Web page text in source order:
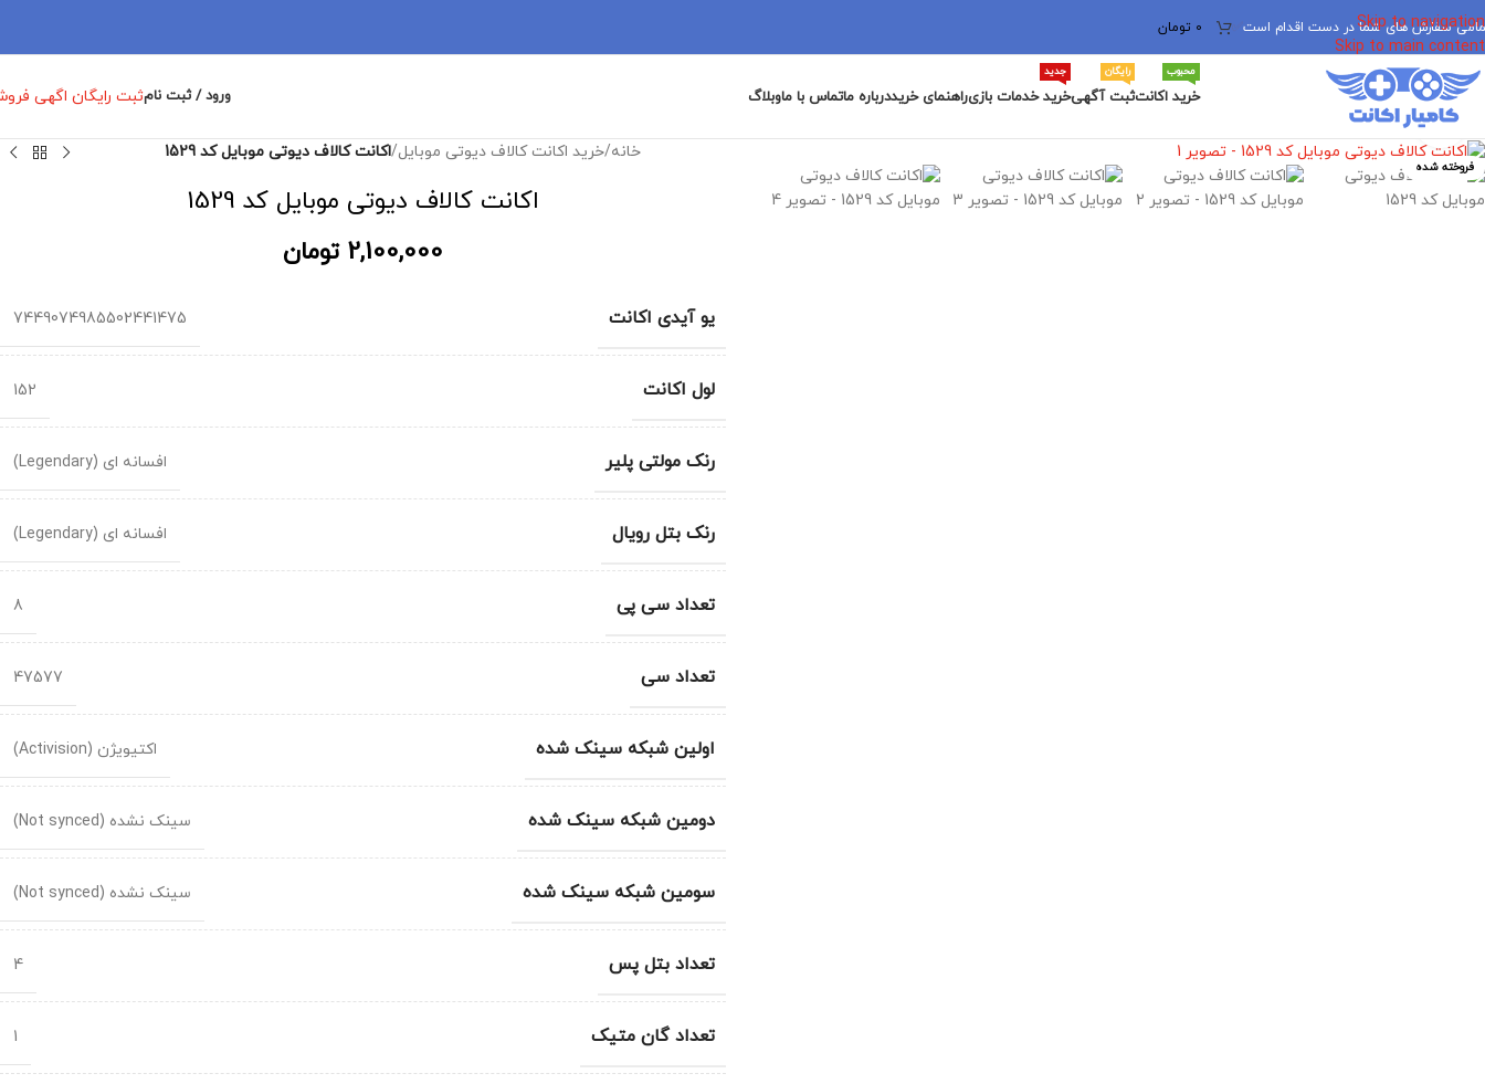
Skip to navigation
Skip to main content
سفارش های شما در دست اقدام است 0 تومان
خرید اکانت
محبوب
ثبت آگهی
رایگان
خرید خدمات بازی
جدید
راهنمای خریددرباره ماتماس با ماوبلاگ ورود / ثبت نامثبت رایگان اگهی
فروخته شده
برای بزرگنمایی کلیک کنید
خانه/خرید اکانت کالاف دیوتی موبایل/اکانت کالاف دیوتی موبایل کد 1529
اکانت کالاف دیوتی موبایل کد 1529
2,100,000 تومان
یو آیدی اکانت 7449074985502441475
لول اکانت 152
رنک مولتی پلیر افسانه ای (Legendary)
رنک بتل رویال افسانه ای (Legendary)
تعداد سی پی 8
تعداد سی 47577
اولین شبکه سینک شده اکتیویژن (Activision)
دومین شبکه سینک شده سینک نشده (Not synced)
سومین شبکه سینک شده سینک نشده (Not synced)
تعداد بتل پس 4
تعداد گان متیک 1